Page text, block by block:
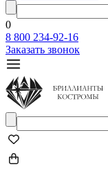
0
8 800 234-92-16
Заказать звонок